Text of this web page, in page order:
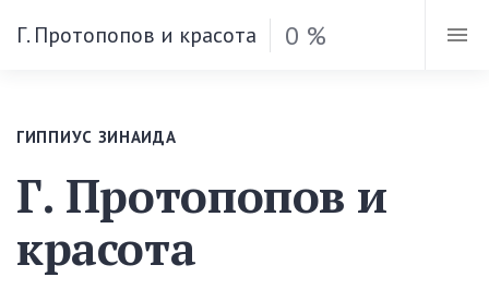
Г. Протопопов и красота 0 %
ГИППИУС ЗИНАИДА
Г. Протопопов и
красота